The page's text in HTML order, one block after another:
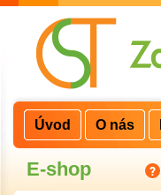
E-shop
Úvod O nás